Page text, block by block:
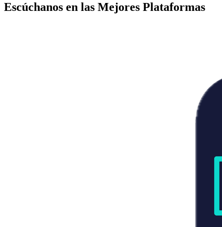
Escúchanos en las Mejores Plataformas